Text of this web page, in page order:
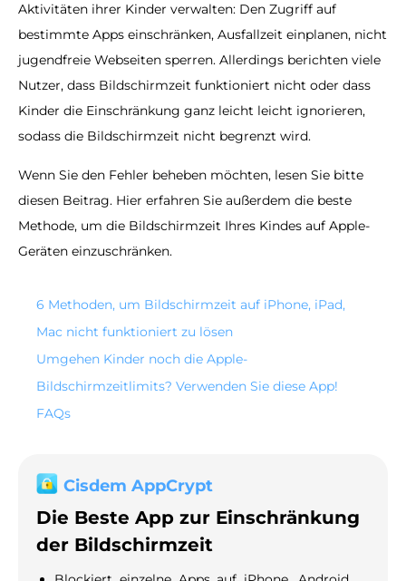
Aktivitäten ihrer Kinder verwalten: Den Zugriff auf
bestimmte Apps einschränken, Ausfallzeit einplanen, nicht
jugendfreie Webseiten sperren. Allerdings berichten viele
Nutzer, dass Bildschirmzeit funktioniert nicht oder dass
Kinder die Einschränkung ganz leicht leicht ignorieren,
sodass die Bildschirmzeit nicht begrenzt wird.
Wenn Sie den Fehler beheben möchten, lesen Sie bitte
diesen Beitrag. Hier erfahren Sie außerdem die beste
Methode, um die Bildschirmzeit Ihres Kindes auf Apple-
Geräten einzuschränken.
6 Methoden, um Bildschirmzeit auf iPhone, iPad,
Mac nicht funktioniert zu lösen
Umgehen Kinder noch die Apple-
Bildschirmzeitlimits? Verwenden Sie diese App!
FAQs
Cisdem AppCrypt
Die Beste App zur Einschränkung
der Bildschirmzeit